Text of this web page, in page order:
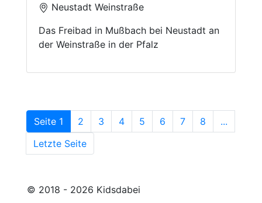
Neustadt Weinstraße
Das Freibad in Mußbach bei Neustadt an
der Weinstraße in der Pfalz
Seite 1 2 3 4 5 6 7 8
...
Letzte Seite
© 2018 - 2026 Kidsdabei